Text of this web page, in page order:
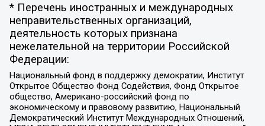
* Перечень иностранных и международных
неправительственных организаций,
деятельность которых признана
нежелательной на территории Российской
Федерации:
Национальный фонд в поддержку демократии, Институт
Открытое Общество Фонд Содействия, Фонд Открытое
общество, Американо-российский фонд по
экономическому и правовому развитию, Национальный
Демократический Институт Международных Отношений,